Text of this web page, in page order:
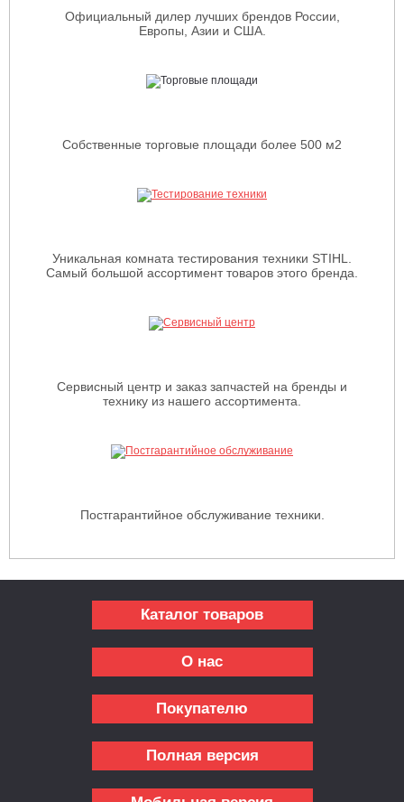
Официальный дилер лучших брендов России,
Европы, Азии и США.
Собственные торговые площади более 500 м2
Уникальная комната тестирования техники STIHL.
Самый большой ассортимент товаров этого бренда.
Сервисный центр и заказ запчастей на бренды и
технику из нашего ассортимента.
Постгарантийное обслуживание техники.
Каталог товаров
О нас
Покупателю
Полная версия